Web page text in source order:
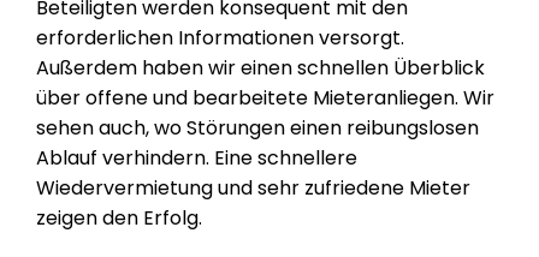
Beteiligten werden konsequent mit den
erforderlichen Informationen versorgt.
Außerdem haben wir einen schnellen Überblick
über offene und bearbeitete Mieteranliegen. Wir
sehen auch, wo Störungen einen reibungslosen
Ablauf verhindern. Eine schnellere
Wiedervermietung und sehr zufriedene Mieter
zeigen den Erfolg.